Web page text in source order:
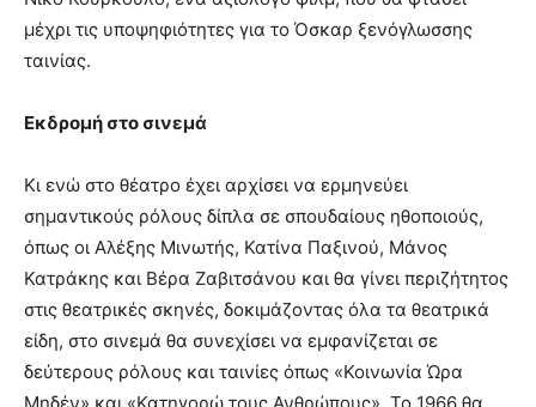
μέχρι τις υποψηφιότητες για το Όσκαρ ξενόγλωσσης
ταινίας.
Εκδρομή στο σινεμά
Κι ενώ στο θέατρο έχει αρχίσει να ερμηνεύει
σημαντικούς ρόλους δίπλα σε σπουδαίους ηθοποιούς,
όπως οι Αλέξης Μινωτής, Κατίνα Παξινού, Μάνος
Κατράκης και Βέρα Ζαβιτσάνου και θα γίνει περιζήτητος
στις θεατρικές σκηνές, δοκιμάζοντας όλα τα θεατρικά
είδη, στο σινεμά θα συνεχίσει να εμφανίζεται σε
δεύτερους ρόλους και ταινίες όπως «Κοινωνία Ώρα